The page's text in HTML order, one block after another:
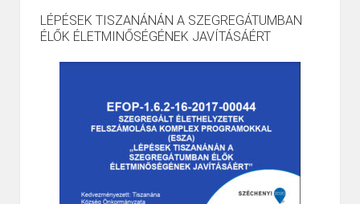
LÉPÉSEK TISZANÁNÁN A SZEGREGÁTUMBAN
ÉLŐK ÉLETMINŐSÉGÉNEK JAVÍTÁSÁÉRT